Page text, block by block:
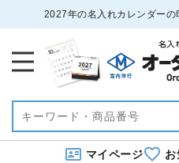
2027年の名入れカレンダー
マイページ お